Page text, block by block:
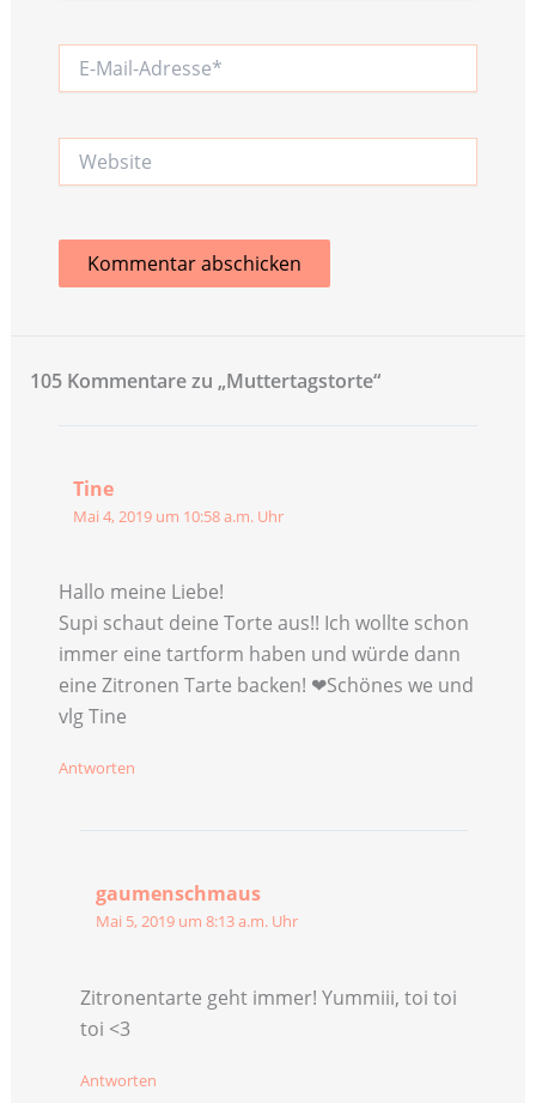
Mail-
105 Kommentare zu „Muttertagstorte“
Tine
Mai 4, 2019 um 10:58 a.m. Uhr
Hallo meine Liebe!
Supi schaut deine Torte aus!! Ich wollte schon
immer eine tartform haben und würde dann
eine Zitronen Tarte backen! ❤Schönes we und
vlg Tine
Antworten
gaumenschmaus
Mai 5, 2019 um 8:13 a.m. Uhr
Zitronentarte geht immer! Yummiii, toi toi
toi <3
Antworten